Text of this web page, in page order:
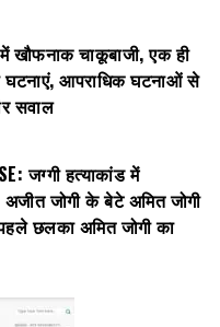
खौफनाक चाकूबाजी, एक ही
घटनाएं, आपराधिक घटनाओं से
सवाल
जग्गी हत्याकांड में
जोगी के बेटे अमित जोगी
छलका अमित जोगी का